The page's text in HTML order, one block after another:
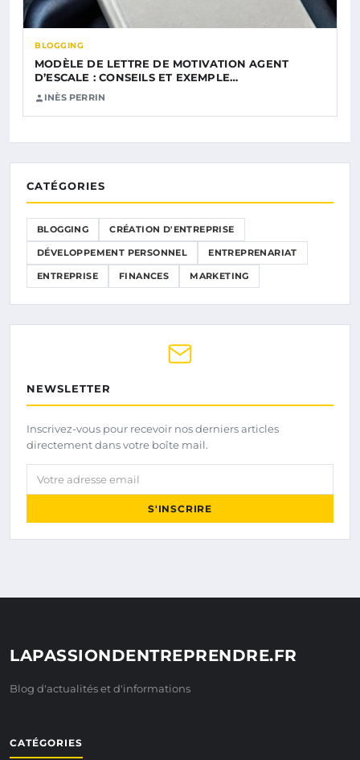
BLOGGING
MODÈLE DE LETTRE DE MOTIVATION AGENT
D’ESCALE : CONSEILS ET EXEMPLE…
INÈS PERRIN
CATÉGORIES
BLOGGING CRÉATION D'ENTREPRISE
DÉVELOPPEMENT PERSONNEL ENTREPRENARIAT
ENTREPRISE FINANCES MARKETING
NEWSLETTER
Inscrivez-vous pour recevoir nos derniers articles
directement dans votre boîte mail.
Votre adresse email
S'INSCRIRE
LAPASSIONDENTREPRENDRE.FR
Blog d'actualités et d'informations
CATÉGORIES